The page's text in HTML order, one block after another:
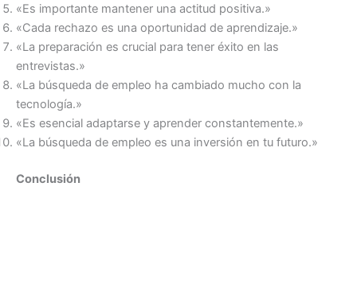
«Es importante mantener una actitud positiva.»
«Cada rechazo es una oportunidad de aprendizaje.»
«La preparación es crucial para tener éxito en las
entrevistas.»
«La búsqueda de empleo ha cambiado mucho con la
tecnología.»
«Es esencial adaptarse y aprender constantemente.»
«La búsqueda de empleo es una inversión en tu futuro.»
Conclusión